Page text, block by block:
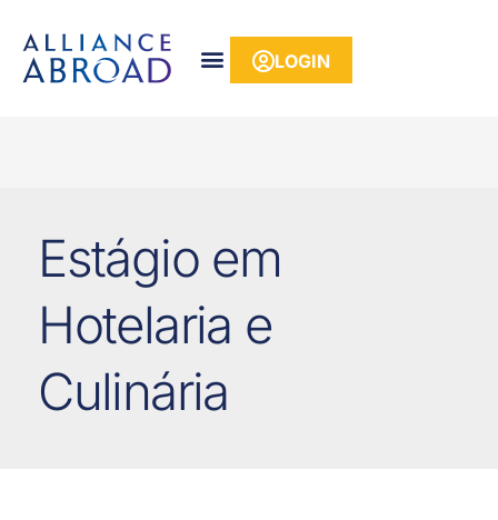
conteúdo
LOGIN
Estágio em
Hotelaria e
Culinária